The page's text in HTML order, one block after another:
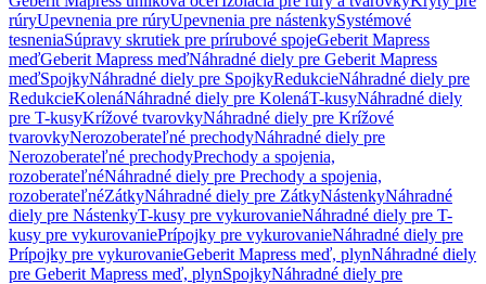
rúryUpevnenia pre rúryUpevnenia pre nástenkySystémové
tesneniaSúpravy skrutiek pre prírubové spojeGeberit Mapress
meďGeberit Mapress meďNáhradné diely pre Geberit Mapress
meďSpojkyNáhradné diely pre SpojkyRedukcieNáhradné diely pre
RedukcieKolenáNáhradné diely pre KolenáT-kusyNáhradné diely
pre T-kusyKrížové tvarovkyNáhradné diely pre Krížové
tvarovkyNerozoberateľné prechodyNáhradné diely pre
Nerozoberateľné prechodyPrechody a spojenia,
rozoberateľnéNáhradné diely pre Prechody a spojenia,
rozoberateľnéZátkyNáhradné diely pre ZátkyNástenkyNáhradné
diely pre NástenkyT-kusy pre vykurovanieNáhradné diely pre T-
kusy pre vykurovaniePrípojky pre vykurovanieNáhradné diely pre
Prípojky pre vykurovanieGeberit Mapress meď, plynNáhradné diely
pre Geberit Mapress meď, plynSpojkyNáhradné diely pre